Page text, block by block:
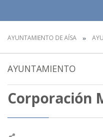
AYUNTAMIENTO DE AÍSA
AYUNTAMIENTO
Corporación